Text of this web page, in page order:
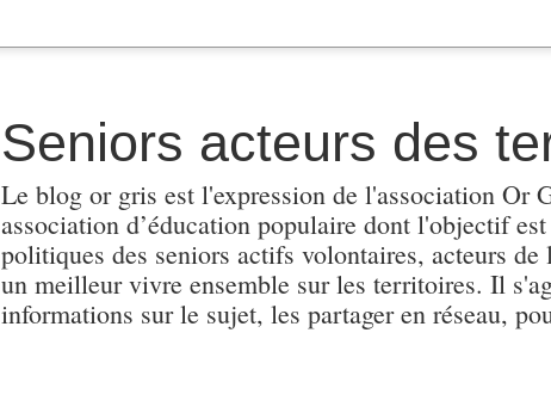
Seniors acteurs des
Le blog or gris est l'expression de l'association Or
association d’éducation populaire dont l'objectif
politiques des seniors actifs volontaires, acteurs
un meilleur vivre ensemble sur les territoires. Il
informations sur le sujet, les partager en réseau,